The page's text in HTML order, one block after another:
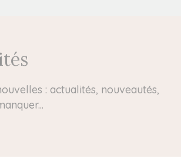
: actualités, nouveautés,